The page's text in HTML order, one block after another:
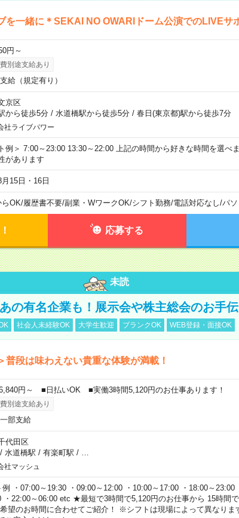
を一緒に＊SEKAI NO OWARIドーム公演でのLIVEサ
円～
別途支給あり
支給（規定有り）
京区
から徒歩5分/ 水道橋駅から徒歩5分/ 春日(東京都)駅から徒歩7分
社ライブパワー
例＞ 7:00～23:00 13:30～22:00 上記の時間から好きな時間を選べ
があります
15日・16日
OK/履歴書不要/副業・WワークOK/シフト勤務/電話対応なし/パ
応募する
未読
の有名企業も！展示会や株主総会のお手伝
社会人未経験OK 大学生歓迎 ブランクOK WEB登録・面接OK
普段は味わえない貴重な体験が満載！
円～ ■日払いOK ■実働3時間5,120円のお仕事あります！
別途支給あり
一部支給
代田区
/ 水道橋駅 / 有楽町駅 /
社マッシュ
・07:00～19:30 ・09:00～12:00 ・10:00～17:00 ・18:00～23:00
・22:00～06:00 etc ★最短で3時間で5,120円のお仕事から 15時間
望のお時間に合わせてご紹介！ ※シフトは現場によって異なり